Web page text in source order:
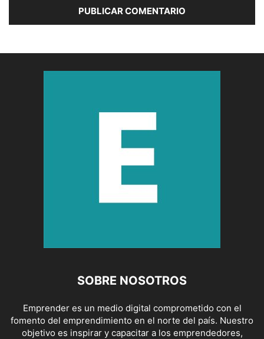
SOBRE NOSOTROS
Emprender es un medio digital comprometido con el
fomento del emprendimiento en el norte del país. Nuestro
objetivo es inspirar y capacitar a los emprendedores,